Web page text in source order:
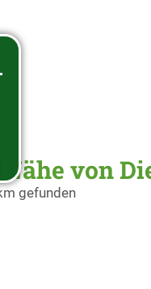
von
gefunden